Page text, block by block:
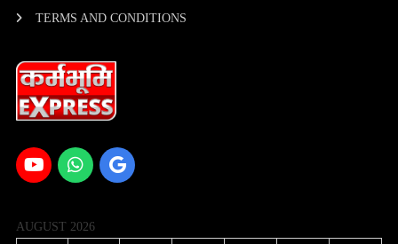
TERMS AND CONDITIONS
AUGUST 2026